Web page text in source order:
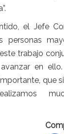
el Jefe
personas
trabajo
en
que